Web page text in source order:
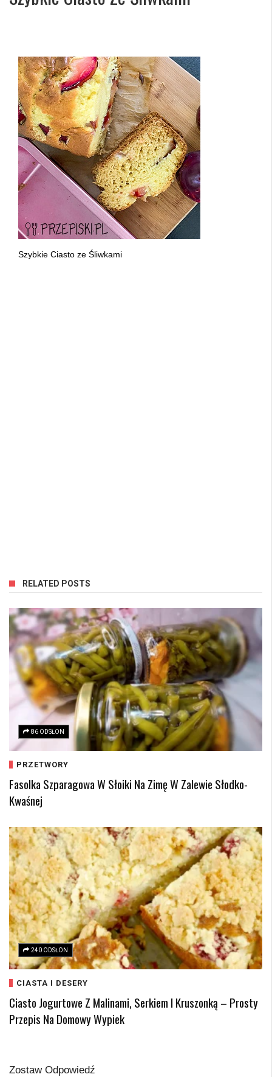
Szybkie Ciasto ze Śliwkami
RELATED POSTS
86 ODSŁON
PRZETWORY
Fasolka Szparagowa W Słoiki Na Zimę W Zalewie Słodko-
Kwaśnej
240 ODSŁON
CIASTA I DESERY
Ciasto Jogurtowe Z Malinami, Serkiem I Kruszonką – Prosty
Przepis Na Domowy Wypiek
Zostaw Odpowiedź